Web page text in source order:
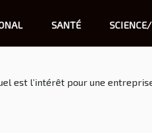
SANTÉ
est l’intérêt pour une